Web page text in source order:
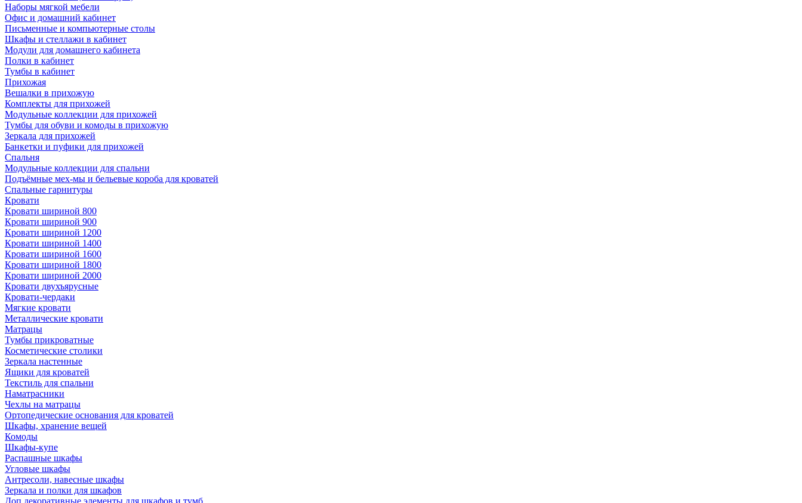
Наборы мягкой мебели
Офис и домашний кабинет
Письменные и компьютерные столы
Шкафы и стеллажи в кабинет
Модули для домашнего кабинета
Полки в кабинет
Тумбы в кабинет
Прихожая
Вешалки в прихожую
Комплекты для прихожей
Модульные коллекции для прихожей
Тумбы для обуви и комоды в прихожую
Зеркала для прихожей
Банкетки и пуфики для прихожей
Спальня
Модульные коллекции для спальни
Подъёмные мех-мы и бельевые короба для кроватей
Спальные гарнитуры
Кровати
Кровати шириной 800
Кровати шириной 900
Кровати шириной 1200
Кровати шириной 1400
Кровати шириной 1600
Кровати шириной 1800
Кровати шириной 2000
Кровати двухъярусные
Кровати-чердаки
Мягкие кровати
Металлические кровати
Матрацы
Тумбы прикроватные
Косметические столики
Зеркала настенные
Ящики для кроватей
Текстиль для спальни
Наматрасники
Чехлы на матрацы
Ортопедические основания для кроватей
Шкафы, хранение вещей
Комоды
Шкафы-купе
Распашные шкафы
Угловые шкафы
Антресоли, навесные шкафы
Зеркала и полки для шкафов
Доп.декоративные элементы для шкафов и тумб